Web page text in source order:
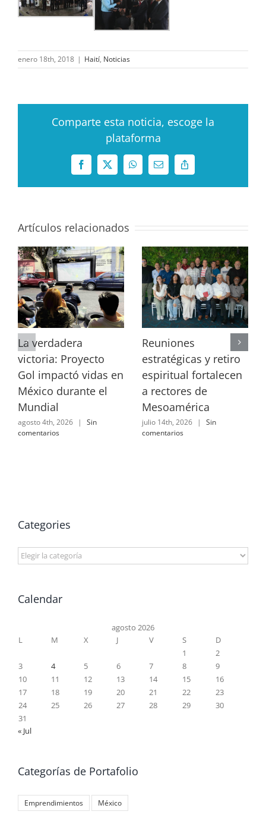
enero 18th, 2018 | Haití, Noticias
Comparte esta noticia, escoge la
plataforma
Facebook
X WhatsAppCorreo
electrónico
Copy
Link
Artículos relacionados
La verdadera
victoria: Proyecto
Gol impactó vidas en
México durante el
Mundial
agosto 4th, 2026 |
Sin
comentarios
Reuniones
estratégicas y retiro
espiritual fortalecen
a rectores de
Mesoamérica
julio 14th, 2026 |
Sin
comentarios
Categories
Categories
Calendar
agosto 2026
L
M X J V S
D
1
2
3
4 5 6 7 8
9
10
11 12 13 14 15
16
17
18 19 20 21 22
23
24
25 26 27 28 29
30
31
« Jul
Categorías de Portafolio
Emprendimientos México